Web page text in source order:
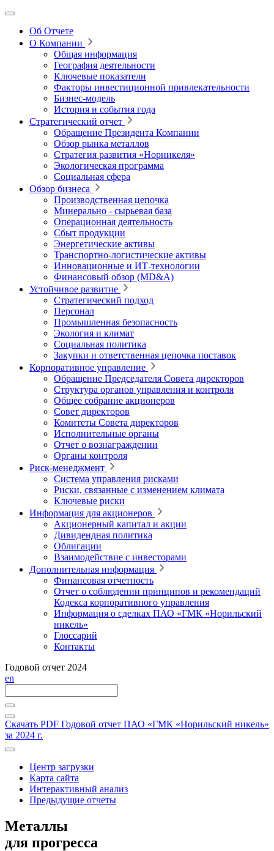
Об Отчете
О Компании
Общая информация
География деятельности
Ключевые показатели
Факторы инвестиционной привлекательности
Бизнес-модель
История и события года
Стратегический отчет
Обращение Президента Компании
Обзор рынка металлов
Стратегия развития «Норникеля»
Экологическая программа
Социальная сфера
Обзор бизнеса
Производственная цепочка
Минерально ‑ сырьевая база
Операционная деятельность
Сбыт продукции
Энергетические активы
Транспортно-логистические активы
Инновационные и ИТ‑технологии
Финансовый обзор (MD&A)
Устойчивое развитие
Стратегический подход
Персонал
Промышленная безопасность
Экология и климат
Социальная политика
Закупки и ответственная цепочка поставок
Корпоративное управление
Обращение Председателя Совета директоров
Структура органов управления и контроля
Общее собрание акционеров
Совет директоров
Комитеты Совета директоров
Исполнительные органы
Отчет о вознаграждении
Органы контроля
Риск-менеджмент
Система управления рисками
Риски, связанные с изменением климата
Ключевые риски
Информация для акционеров
Акционерный капитал и акции
Дивидендная политика
Облигации
Взаимодействие с инвесторами
Дополнительная информация
Финансовая отчетность
Отчет о соблюдении принципов и рекомендаций
Кодекса корпоративного управления
Информация о сделках ПАО «ГМК «Норильский
никель»
Глоссарий
Контакты
Годовой отчет 2024
en
Скачать PDF Годовой отчет ПАО «ГМК «Норильский никель»
за 2024 г.
Центр загрузки
Карта сайта
Интерактивный анализ
Предыдущие отчеты
Металлы
для прогресса